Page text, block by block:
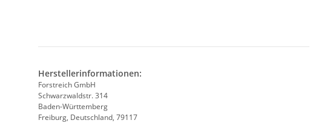
Herstellerinformationen:
Forstreich GmbH
Schwarzwaldstr. 314
Baden-Württemberg
Freiburg, Deutschland, 79117